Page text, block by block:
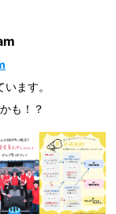
ます。
も！？